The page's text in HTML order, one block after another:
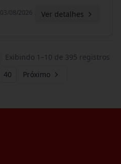
03/08/2026 Ver detalhes
Exibindo 1 –10 de 395 registros
40 Próximo